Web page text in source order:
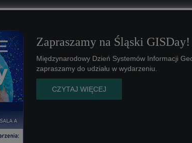
Zapraszamy na Śląski GISDay!
Międzynarodowy Dzień Systemów Informacji
zapraszamy do udziału w wydarzeniu.
CZYTAJ WIĘCEJ